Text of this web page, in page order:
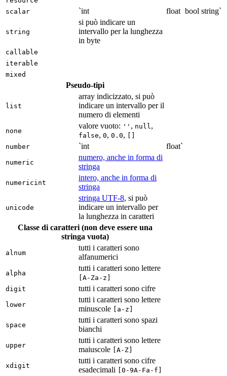
scalar
`int float bool string`
string
si può indicare un
intervallo per la lunghezza
in byte
callable
iterable
mixed
Pseudo-tipi
list
array indicizzato, si può
indicare un intervallo per il
numero di elementi
none
valore vuoto: '' , null,
false, 0, 0.0,
number
`int float`
numeric
numero, anche in forma di
stringa
numericint
intero, anche in forma di
stringa
unicode
stringa UTF-8, si può
indicare un intervallo per
la lunghezza in caratteri
Classe di caratteri (non deve essere una
stringa vuota)
alnum
tutti i caratteri sono
alfanumerici
alpha
tutti i caratteri sono lettere
[A-Za-z]
digit
tutti i caratteri sono cifre
lower
tutti i caratteri sono lettere
minuscole
[a-z]
space
tutti i caratteri sono spazi
bianchi
upper
tutti i caratteri sono lettere
maiuscole
[A-Z]
xdigit
tutti i caratteri sono cifre
esadecimali
[0-9A-Fa-f]